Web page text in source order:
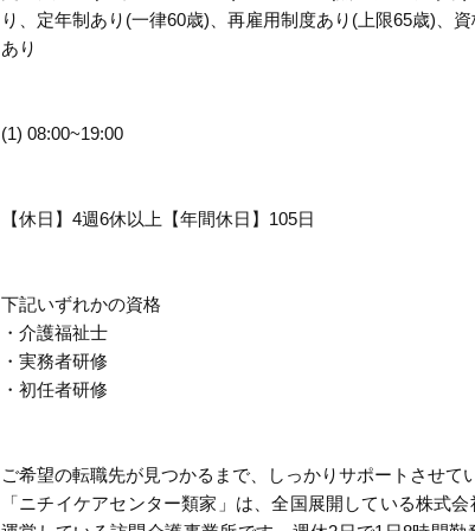
り、定年制あり(一律60歳)、再雇用制度あり(上限65歳)、
あり
(1) 08:00~19:00
【休日】4週6休以上【年間休日】105日
下記いずれかの資格
・介護福祉士
・実務者研修
・初任者研修
ご希望の転職先が見つかるまで、しっかりサポートさせて
「ニチイケアセンター類家」は、全国展開している株式